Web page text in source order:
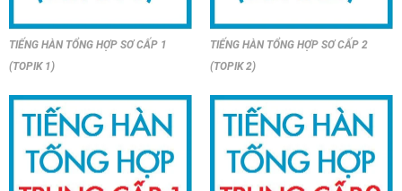
TIẾNG HÀN TỔNG HỢP SƠ CẤP 1
(TOPIK 1)
TIẾNG HÀN TỔNG HỢP SƠ CẤP 2
(TOPIK 2)